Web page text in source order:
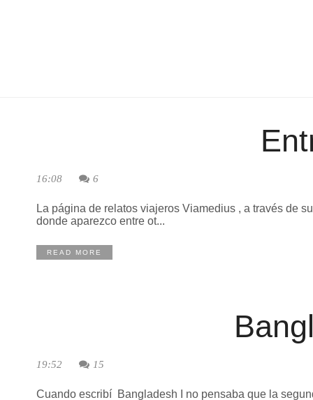
16:08 6
La página de relatos viajeros Viamedius , a través de
donde aparezco entre ot...
READ MORE
19:52 15
Cuando escribí Bangladesh I no pensaba que la